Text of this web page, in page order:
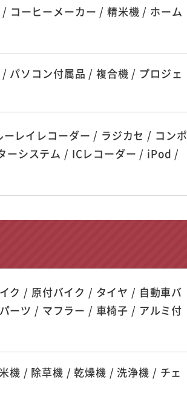
コーヒーメーカー / 精米機 / ホーム
パソコン付属品 / 複合機 / プロジェ
レイレコーダー / ラジカセ / コンポ
ーシステム / ICレコーダー / iPod /
ク / 原付バイク / タイヤ / 自動車バ
ーツ / マフラー / 車椅子 / アルミ付
機 / 除草機 / 乾燥機 / 洗浄機 / チェ